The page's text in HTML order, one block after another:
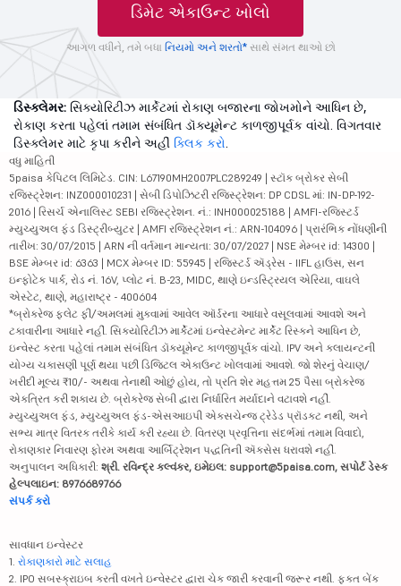
ડિમેટ એકાઉન્ટ ખોલો
આગળ વધીને, તમે બધા નિયમો અને શરતો*સાથે સંમત થાઓ છો
ડિસ્ક્લેમર: સિક્યોરિટીઝ માર્કેટમાં રોકાણ બજારના જોખમોને આધિન છે,
રોકાણ કરતા પહેલાં તમામ સંબંધિત ડૉક્યૂમેન્ટ કાળજીપૂર્વક વાંચો. વિગતવાર
ડિસ્ક્લેમર માટે કૃપા કરીને અહીં ક્લિક કરો.
વધુ માહિતી
5paisa કેપિટલ લિમિટેડ. CIN: L67190MH2007PLC289249 | સ્ટૉક બ્રોકર સેબી
રજિસ્ટ્રેશન: INZ000010231 | સેબી ડિપોઝિટરી રજિસ્ટ્રેશન: DP CDSL માં: IN-DP-192-
2016 | રિસર્ચ એનાલિસ્ટ SEBI રજિસ્ટ્રેશન. નં.: INH000025188 | AMFI-રજિસ્ટર્ડ
મ્યુચ્યુઅલ ફંડ ડિસ્ટ્રીબ્યુટર | AMFI રજિસ્ટ્રેશન નં.: ARN-104096 | પ્રારંભિક નોંધણીની
તારીખ: 30/07/2015 | ARN ની વર્તમાન માન્યતા: 30/07/2027 | NSE મેમ્બર id: 14300 |
BSE મેમ્બર id: 6363 | MCX મેમ્બર ID: 55945 | રજિસ્ટર્ડ ઍડ્રેસ - IIFL હાઉસ, સન
ઇન્ફોટેક પાર્ક, રોડ નં. 16V, પ્લોટ નં. B-23, MIDC, થાણે ઇન્ડસ્ટ્રિયલ એરિયા, વાઘલે
એસ્ટેટ, થાણે, મહારાષ્ટ્ર - 400604
*બ્રોકરેજ ફ્લેટ ફી/અમલમાં મુકવામાં આવેલ ઑર્ડરના આધારે વસૂલવામાં આવશે અને
ટકાવારીના આધારે નહીં. સિક્યોરિટીઝ માર્કેટમાં ઇન્વેસ્ટમેન્ટ માર્કેટ રિસ્કને આધિન છે,
ઇન્વેસ્ટ કરતા પહેલાં તમામ સંબંધિત ડૉક્યૂમેન્ટ કાળજીપૂર્વક વાંચો. IPV અને ક્લાયન્ટની
યોગ્ય ચકાસણી પૂર્ણ થયા પછી ડિજિટલ એકાઉન્ટ ખોલવામાં આવશે. જો શેરનું વેચાણ/
ખરીદી મૂલ્ય ₹10/- અથવા તેનાથી ઓછું હોય, તો પ્રતિ શેર મહત્તમ 25 પૈસા બ્રોકરેજ
એકત્રિત કરી શકાય છે. બ્રોકરેજ સેબી દ્વારા નિર્ધારિત મર્યાદાને વટાવશે નહીં.
મ્યુચ્યુઅલ ફંડ, મ્યુચ્યુઅલ ફંડ-એસઆઇપી એક્સચેન્જ ટ્રેડેડ પ્રૉડક્ટ નથી, અને
સભ્ય માત્ર વિતરક તરીકે કાર્ય કરી રહ્યા છે. વિતરણ પ્રવૃત્તિના સંદર્ભમાં તમામ વિવાદો,
રોકાણકાર નિવારણ ફોરમ અથવા આર્બિટ્રેશન પદ્ધતિની ઍક્સેસ ધરાવશે નહીં.
અનુપાલન અધિકારી: શ્રી. રવિન્દ્ર કલ્વંકર, ઇમેઇલ: support@5paisa.com, સપોર્ટ ડેસ્ક
હેલ્પલાઇન: 8976689766
સંપર્ક કરો
સાવધાન ઇન્વેસ્ટર
1. રોકાણકારો માટે સલાહ
2. IPO સબસ્ક્રાઇબ કરતી વખતે ઇન્વેસ્ટર દ્વારા ચેક જારી કરવાની જરૂર નથી. ફક્ત બેંક